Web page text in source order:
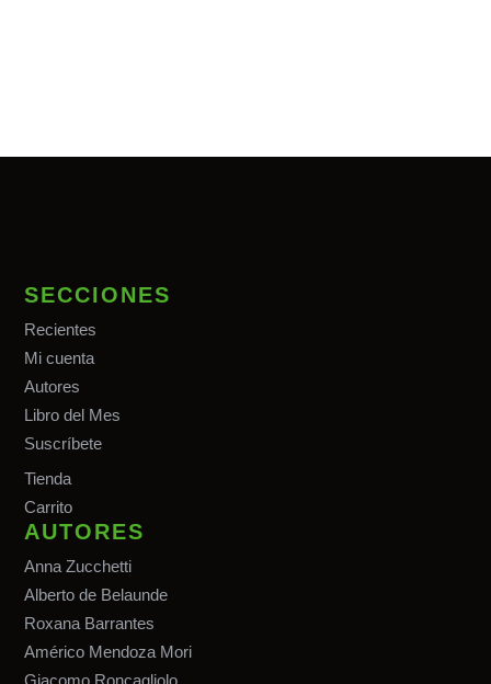
SECCIONES
Recientes
Mi cuenta
Autores
Libro del Mes
Suscríbete
Tienda
Carrito
AUTORES
Anna Zucchetti
Alberto de Belaunde
Roxana Barrantes
Américo Mendoza Mori
Giacomo Roncagliolo